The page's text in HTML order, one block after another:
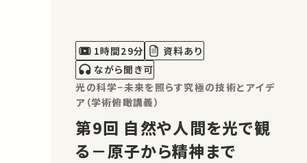
1時間29分
資料あり
ながら聞き可
光の科学−未来を照らす究極の技術とアイデ
ア（学術俯瞰講義）
第9回 自然や人間を光で観
る－原子から精神まで